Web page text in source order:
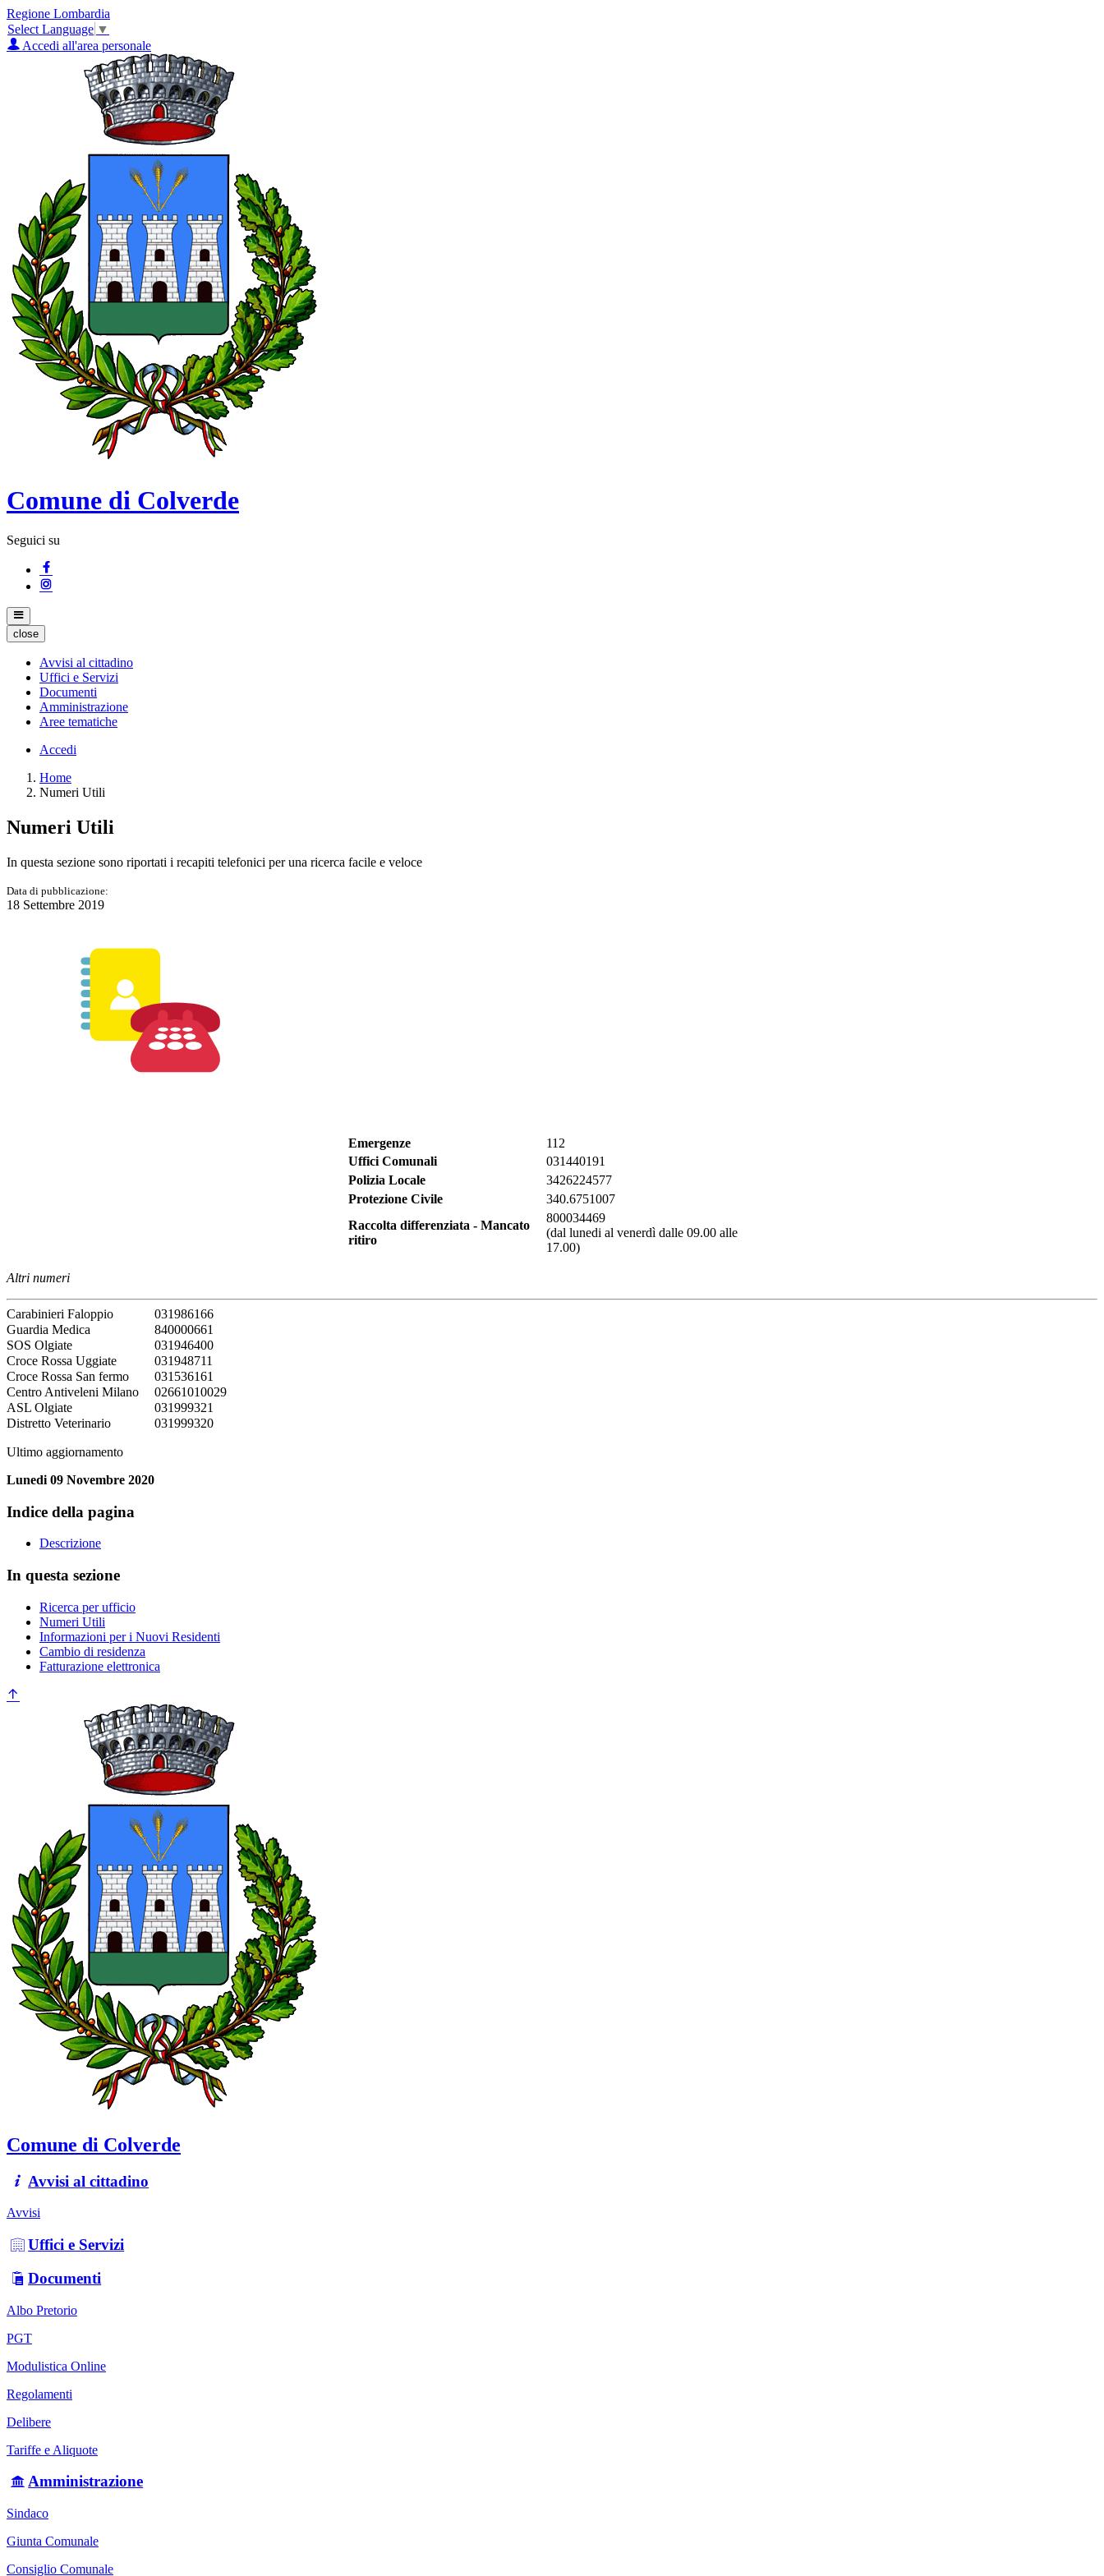
Regione Lombardia
Select Language ▼
Accedi all'area personale
Comune di Colverde
Seguici su
close
Avvisi al cittadino
Uffici e Servizi
Documenti
Amministrazione
Aree tematiche
Accedi
Home
Numeri Utili
Numeri Utili
In questa sezione sono riportati i recapiti telefonici per una ricerca facile e veloce
Data di pubblicazione:
18 Settembre 2019
Emergenze
112
Uffici Comunali
031440191
Polizia Locale
3426224577
Protezione Civile
340.6751007
Raccolta differenziata - Mancato
ritiro
800034469
(dal lunedi al venerdì dalle 09.00 alle
17.00)
Altri numeri
Carabinieri Faloppio
031986166
Guardia Medica
840000661
SOS Olgiate
031946400
Croce Rossa Uggiate
031948711
Croce Rossa San fermo
031536161
Centro Antiveleni Milano
02661010029
ASL Olgiate
031999321
Distretto Veterinario
031999320
Ultimo aggiornamento
Lunedi 09 Novembre 2020
Indice della pagina
Descrizione
In questa sezione
Ricerca per ufficio
Numeri Utili
Informazioni per i Nuovi Residenti
Cambio di residenza
Fatturazione elettronica
Comune di Colverde
Avvisi al cittadino
Avvisi
Uffici e Servizi
Documenti
Albo Pretorio
PGT
Modulistica Online
Regolamenti
Delibere
Tariffe e Aliquote
Amministrazione
Sindaco
Giunta Comunale
Consiglio Comunale